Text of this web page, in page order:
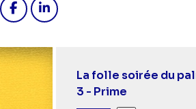
La folle soirée du
3 - Prime